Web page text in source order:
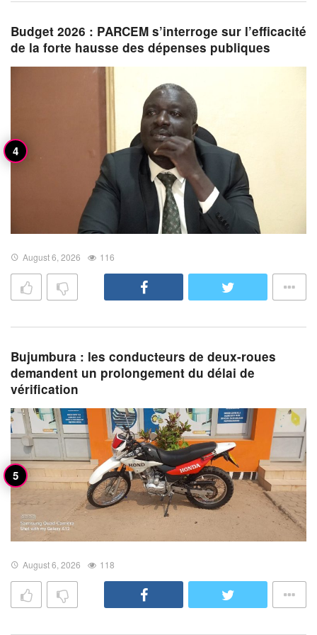
Budget 2026 : PARCEM s’interroge sur l’efficacité
de la forte hausse des dépenses publiques
August 6, 2026 116
Bujumbura : les conducteurs de deux-roues
demandent un prolongement du délai de
vérification
August 6, 2026 118